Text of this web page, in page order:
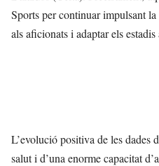
Sports per continuar impulsant
als aficionats i adaptar els
L’evolució positiva de les dades
salut i d’una enorme capacitat